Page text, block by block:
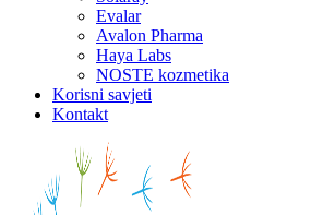
Evalar
Avalon Pharma
Haya Labs
NOSTE kozmetika
Korisni savjeti
Kontakt